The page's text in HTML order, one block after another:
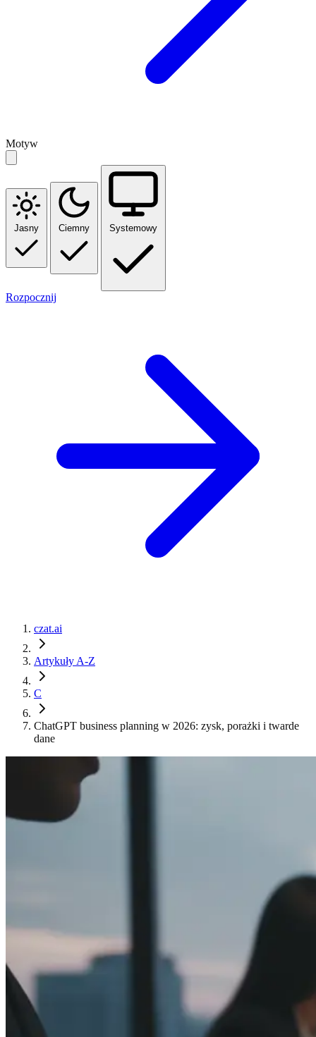
Motyw
Jasny Ciemny Systemowy
Rozpocznij
czat.ai
Artykuły A-Z
C
ChatGPT business planning w 2026: zysk, porażki i twarde
dane